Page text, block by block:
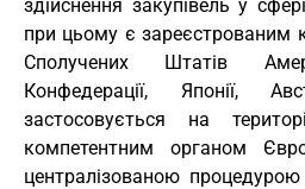
здійснення закупівель у
при цьому є зареєстрованим
Сполучених Штатів
Конфедерації, Японії,
застосовується на
компетентним органом
централізованою